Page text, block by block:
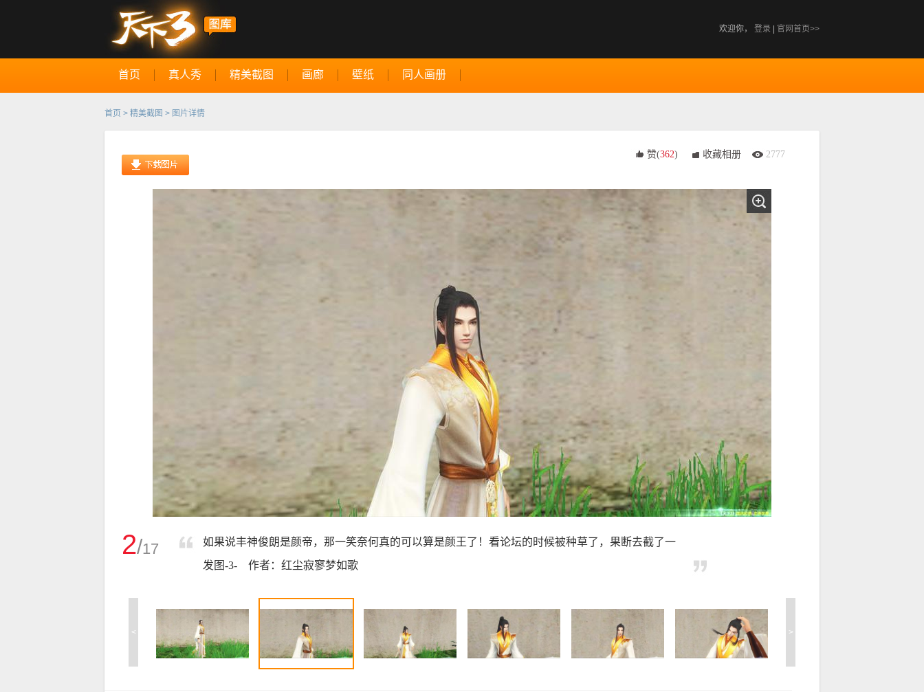
欢迎你， 登录 官网首页>>
首页 真人秀 精美截图 画廊 壁纸 同人画册
首页 > 精美截图 > 图片详情
赞(362) 收藏相册 2777
2/17
如果说丰神俊朗是颜帝，那一笑奈何真的可以算是颜王了！看论坛的时候被种草了，果断去截了一
发图-3- 作者：红尘寂寥梦如歌
< >